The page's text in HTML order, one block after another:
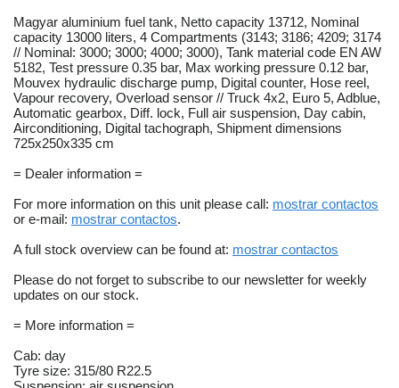
Magyar aluminium fuel tank, Netto capacity 13712, Nominal
capacity 13000 liters, 4 Compartments (3143; 3186; 4209; 3174
// Nominal: 3000; 3000; 4000; 3000), Tank material code EN AW
5182, Test pressure 0.35 bar, Max working pressure 0.12 bar,
Mouvex hydraulic discharge pump, Digital counter, Hose reel,
Vapour recovery, Overload sensor // Truck 4x2, Euro 5, Adblue,
Automatic gearbox, Diff. lock, Full air suspension, Day cabin,
Airconditioning, Digital tachograph, Shipment dimensions
725x250x335 cm
= Dealer information =
For more information on this unit please call: mostrar contactos
or e-mail: mostrar contactos.
A full stock overview can be found at: mostrar contactos
Please do not forget to subscribe to our newsletter for weekly
updates on our stock.
= More information =
Cab: day
Tyre size: 315/80 R22.5